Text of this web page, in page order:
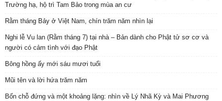
Trường hạ, hộ trì Tam Bảo trong mùa an cư
Rằm tháng Bảy ở Việt Nam, chín trăm năm nhìn lại
Nghi lễ Vu lan (Rằm tháng 7) tại nhà – Bản dành cho Phật tử sơ cơ và
người có cảm tình với đạo Phật
Bông hồng ấy mới sáu mươi tuổi
Mũi tên và lời hứa trăm năm
Bốn chỗ đứng và một khoảng lặng: nhìn về Lý Nhã Kỳ và Mai Phương